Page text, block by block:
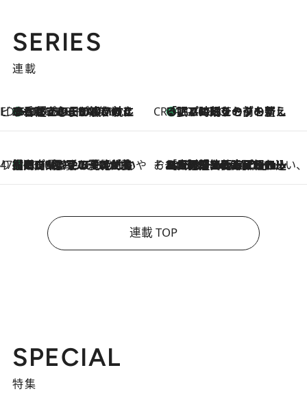
SERIES
連載
ビューティいいもの集め EDITORS' BEST
2026.8.10
35℃超えの日の夜、枕にひと吹き！ BAUMのルームスプレーが、ひのきの香りで心まで解きほぐす CREA'S CHOICE
2026.8.10
「眠る時刻をセットする」——眠りの前を整える、バルミューダの新しいアプローチ
47都道府県の手みやげ ひんやりスイーツで夏を満喫
2026.8.10
【岡山県】この夏絶対食べたい 冷やしておいしいおやつ3選 フルーツが主役のプリンやアイスが勢揃い そおだよおこの関西おいしい、おやつ紀行
2026.8.9
［大阪府箕面市］一皿一皿目の前で仕上げられる、料理を巧みに組み込んだアシェットデセールコース「ミチル アシェット デセール（Michiru assiette dessert）」
連載 TOP
SPECIAL
特集